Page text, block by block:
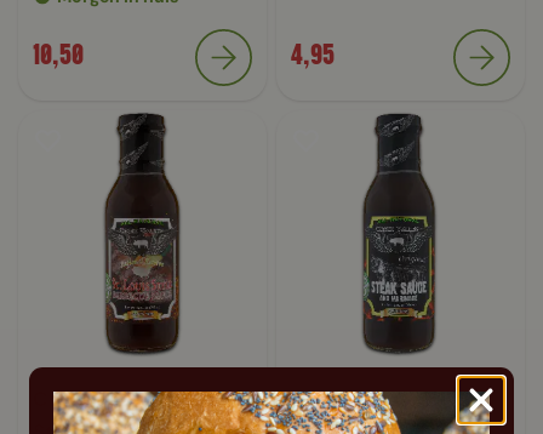
10,50 4,95
Croix Valley St Louis
Croix Valley Original